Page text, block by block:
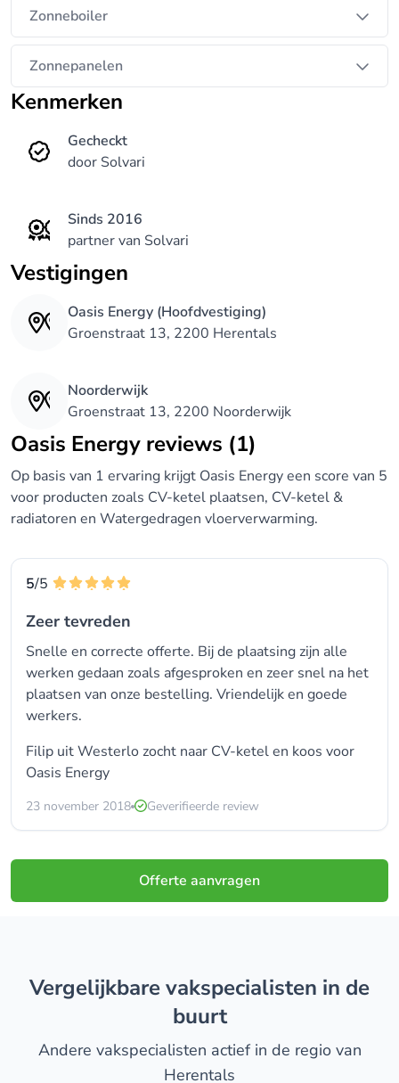
Zonneboiler
Zonnepanelen
Kenmerken
Gecheckt
door Solvari
Sinds 2016
partner van Solvari
Vestigingen
Oasis Energy (Hoofdvestiging)
Groenstraat 13, 2200 Herentals
Noorderwijk
Groenstraat 13, 2200 Noorderwijk
Oasis Energy reviews (1)
Op basis van 1 ervaring krijgt Oasis Energy een score van 5
voor producten zoals CV-ketel plaatsen, CV-ketel &
radiatoren en Watergedragen vloerverwarming.
5/5
Zeer tevreden
Snelle en correcte offerte. Bij de plaatsing zijn alle
werken gedaan zoals afgesproken en zeer snel na het
plaatsen van onze bestelling. Vriendelijk en goede
werkers.
Filip uit Westerlo zocht naar CV-ketel en koos voor
Oasis Energy
23 november 2018 Geverifieerde review
Offerte aanvragen
Vergelijkbare vakspecialisten in de
buurt
Andere vakspecialisten actief in de regio van
Herentals